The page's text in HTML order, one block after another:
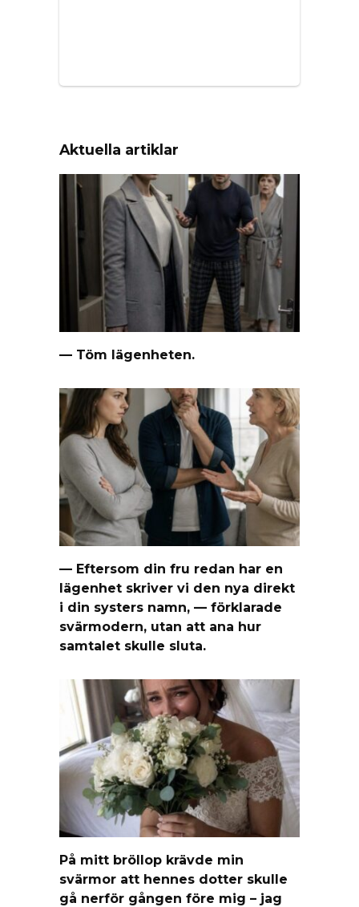
Aktuella artiklar
— Töm lägenheten.
— Eftersom din fru redan har en
lägenhet skriver vi den nya direkt
i din systers namn, — förklarade
svärmodern, utan att ana hur
samtalet skulle sluta.
På mitt bröllop krävde min
svärmor att hennes dotter skulle
gå nerför gången före mig – jag